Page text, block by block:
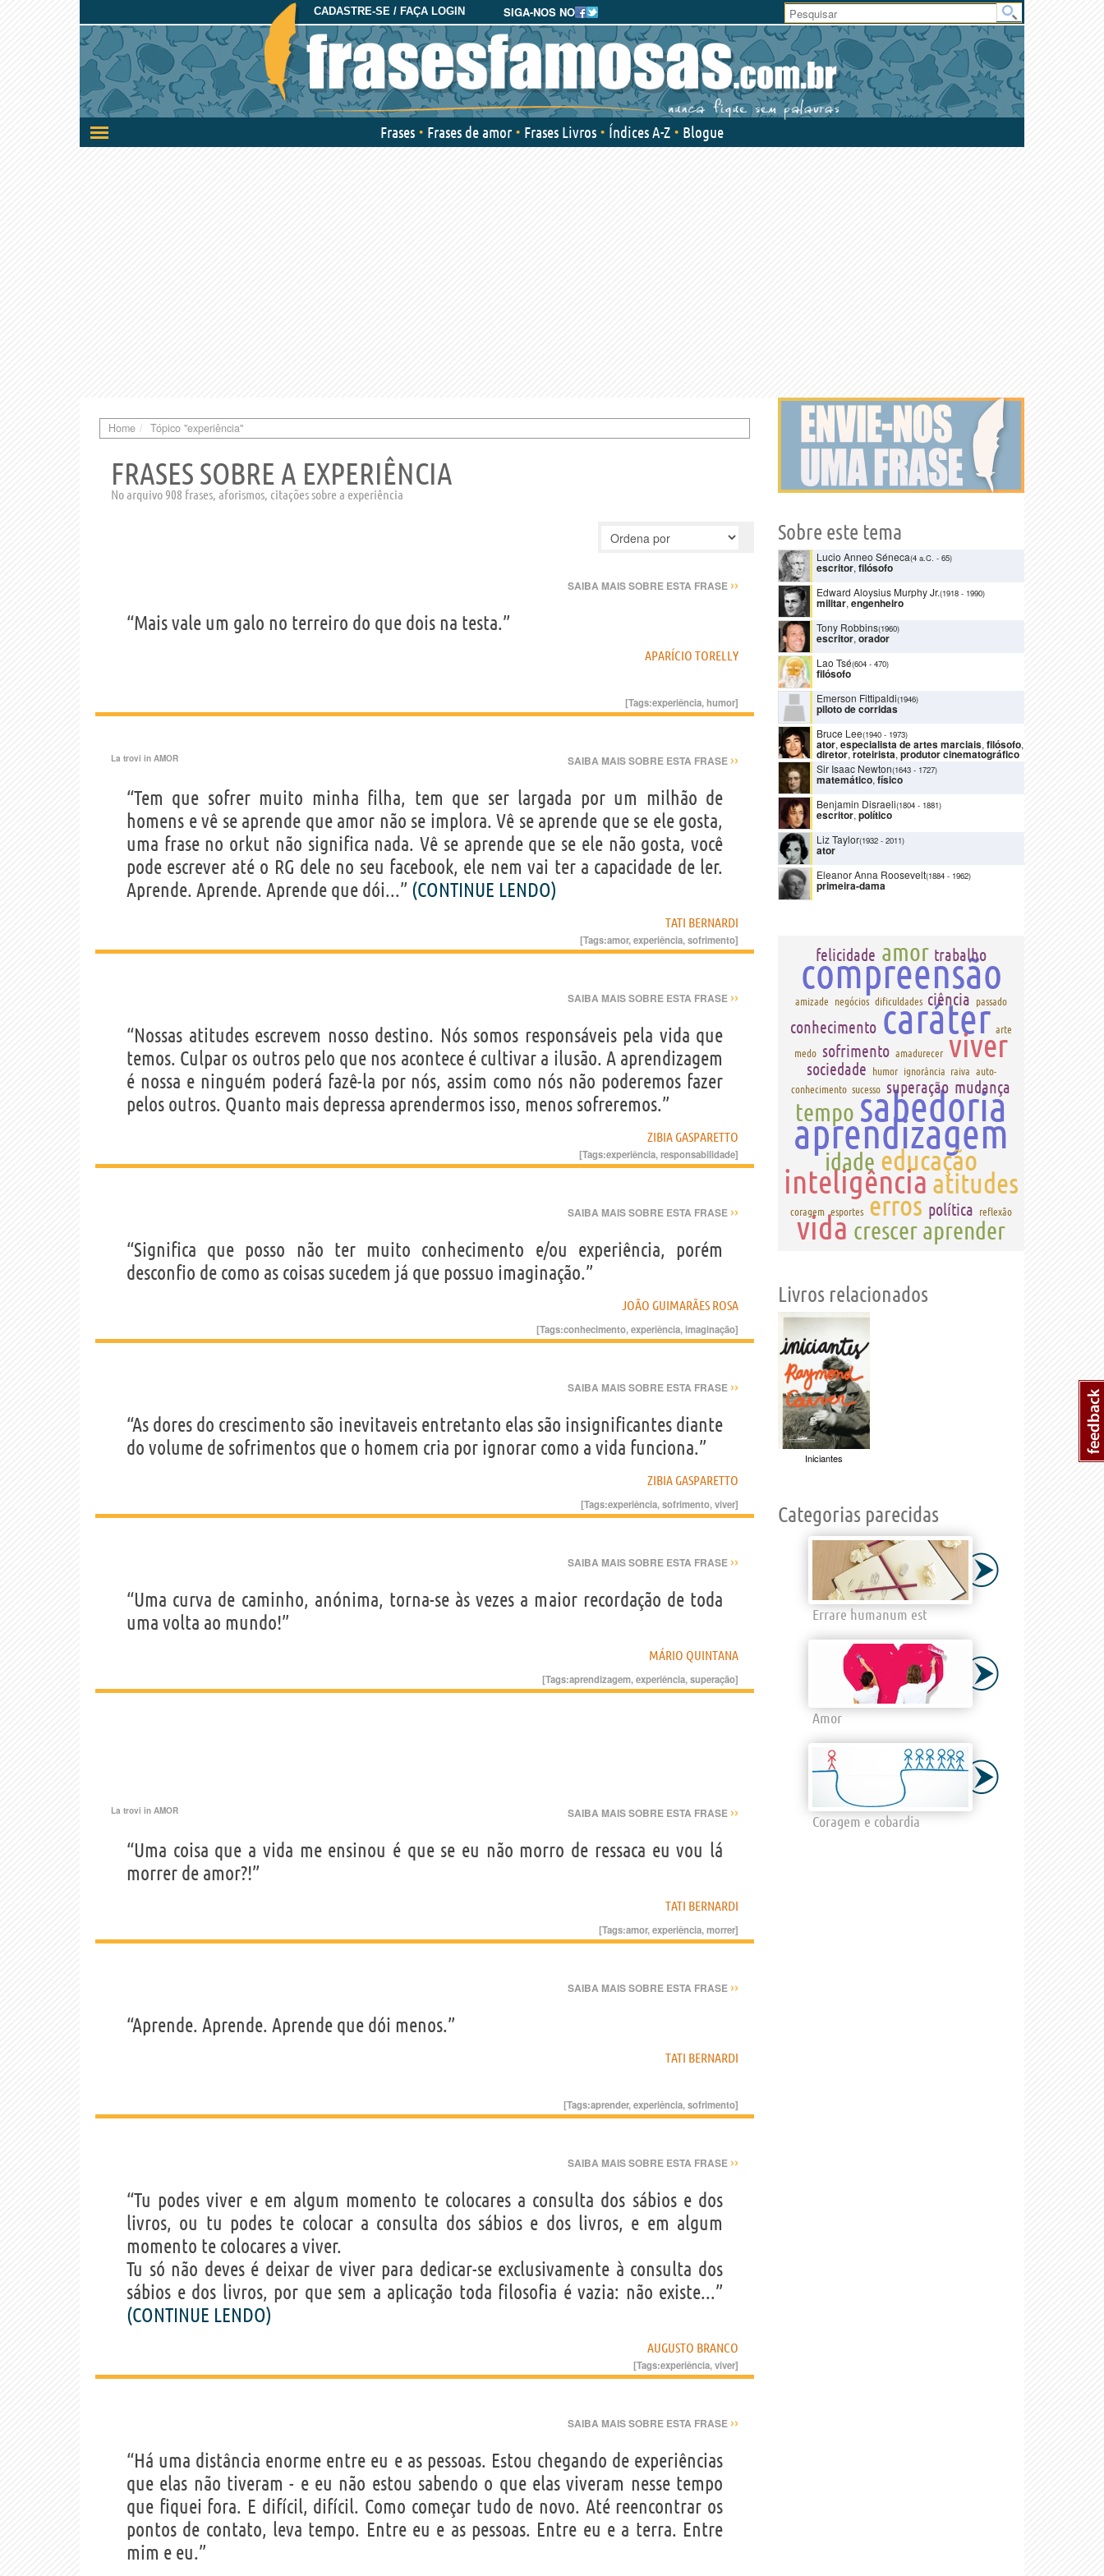
SIGA-NOS NO
CADASTRE-SE / FAÇA LOGIN
Ativar/desativar
a
Área
do
Usuário
Frases Frases de amor Frases Livros Índices A-Z Blogue
Home Tópico "experiência"
FRASES SOBRE A EXPERIÊNCIA
No arquivo 908 frases, aforismos, citações sobre a experiência
SAIBA MAIS SOBRE ESTA FRASE ››
“Mais vale um galo no terreiro do que dois na testa.”
APARÍCIO TORELLY
[Tags:experiência,humor]
La trovi in AMOR SAIBA MAIS SOBRE ESTA FRASE ››
“Tem que sofrer muito minha filha, tem que ser largada por um milhão de
homens e vê se aprende que amor não se implora. Vê se aprende que se ele gosta,
uma frase no orkut não significa nada. Vê se aprende que se ele não gosta, você
pode escrever até o RG dele no seu facebook, ele nem vai ter a capacidade de ler.
Aprende. Aprende. Aprende que dói...” (CONTINUE LENDO)
TATI BERNARDI
[Tags:amor,experiência,sofrimento]
SAIBA MAIS SOBRE ESTA FRASE ››
“Nossas atitudes escrevem nosso destino. Nós somos responsáveis pela vida que
temos. Culpar os outros pelo que nos acontece é cultivar a ilusão. A aprendizagem
é nossa e ninguém poderá fazê-la por nós, assim como nós não poderemos fazer
pelos outros. Quanto mais depressa aprendermos isso, menos sofreremos.”
ZIBIA GASPARETTO
[Tags:experiência,responsabilidade]
SAIBA MAIS SOBRE ESTA FRASE ››
“Significa que posso não ter muito conhecimento e/ou experiência, porém
desconfio de como as coisas sucedem já que possuo imaginação.”
JOÃO GUIMARÃES ROSA
[Tags:conhecimento,experiência,imaginação]
SAIBA MAIS SOBRE ESTA FRASE ››
“As dores do crescimento são inevitaveis entretanto elas são insignificantes diante
do volume de sofrimentos que o homem cria por ignorar como a vida funciona.”
ZIBIA GASPARETTO
[Tags:experiência,sofrimento,viver]
SAIBA MAIS SOBRE ESTA FRASE ››
“Uma curva de caminho, anónima, torna-se às vezes a maior recordação de toda
uma volta ao mundo!”
MÁRIO QUINTANA
[Tags:aprendizagem,experiência,superação]
La trovi in AMOR SAIBA MAIS SOBRE ESTA FRASE ››
“Uma coisa que a vida me ensinou é que se eu não morro de ressaca eu vou lá
morrer de amor?!”
TATI BERNARDI
[Tags:amor,experiência,morrer]
SAIBA MAIS SOBRE ESTA FRASE ››
“Aprende. Aprende. Aprende que dói menos.”
TATI BERNARDI
[Tags:aprender,experiência,sofrimento]
SAIBA MAIS SOBRE ESTA FRASE ››
“Tu podes viver e em algum momento te colocares a consulta dos sábios e dos
livros, ou tu podes te colocar a consulta dos sábios e dos livros, e em algum
momento te colocares a viver.
Tu só não deves é deixar de viver para dedicar-se exclusivamente à consulta dos
sábios e dos livros, por que sem a aplicação toda filosofia é vazia: não existe...”
(CONTINUE LENDO)
AUGUSTO BRANCO
[Tags:experiência,viver]
SAIBA MAIS SOBRE ESTA FRASE ››
“Há uma distância enorme entre eu e as pessoas. Estou chegando de experiências
que elas não tiveram - e eu não estou sabendo o que elas viveram nesse tempo
que fiquei fora. E difícil, difícil. Como começar tudo de novo. Até reencontrar os
pontos de contato, leva tempo. Entre eu e as pessoas. Entre eu e a terra. Entre
mim e eu.”
Sobre este tema
Lucio Anneo Séneca(4 a.C. - 65)
escritor, filósofo
Edward Aloysius Murphy Jr.(1918 - 1990)
militar, engenheiro
Tony Robbins(1960)
escritor, orador
Lao Tsé(604 - 470)
filósofo
Emerson Fittipaldi(1946)
piloto de corridas
Bruce Lee(1940 - 1973)
ator, especialista de artes marciais, filósofo,
diretor,roteirista, produtor cinematográfico
Sir Isaac Newton(1643 - 1727)
matemático, físico
Benjamin Disraeli(1804 - 1881)
escritor, político
Liz Taylor(1932 - 2011)
ator
Eleanor Anna Roosevelt(1884 - 1962)
primeira-dama
felicidade amor trabalho
compreensão
amizade negócios dificuldades ciência passado
conhecimento caráter arte
medo sofrimento amadurecer viver
sociedade humor ignorância raiva auto-
conhecimento sucesso superação mudança
tempo sabedoria
aprendizagem
idade educação
inteligênciaatitudes
coragem esportes erros política reflexão
vida crescer aprender
Livros relacionados
Iniciantes
Categorias parecidas
Errare humanum est
Amor
Coragem e cobardia